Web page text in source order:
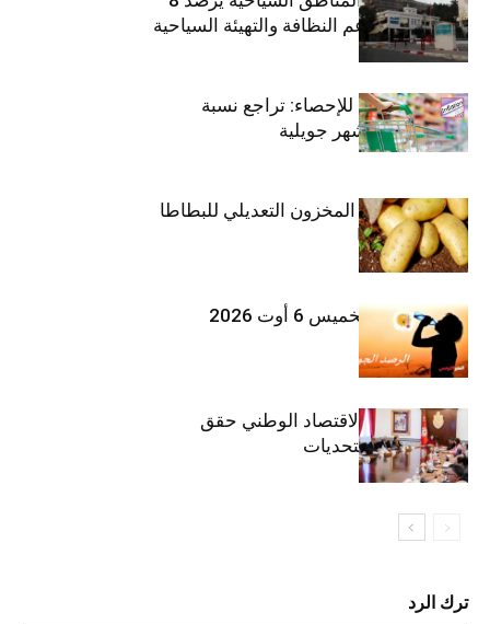
مليون دينار لدعم النظافة والتهيئة السياحية
المعهد الوطني للإحصاء: تراجع نسبة
التضخم خلال شهر جويلية
وزارة الفلاحة : المخزون التعديلي للبطاطا
بلغ 12392 طنا
طقس اليوم الخميس 6 أوت 2026
وزيرة المالية: الاقتصاد الوطني حقق
مكاسب رغم التحديات
ترك الرد